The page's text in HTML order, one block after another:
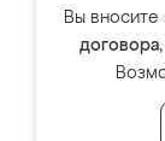
Вы вносите
договора